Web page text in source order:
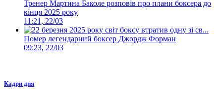
Тренер Мартина Баколе розповів про плани боксера до
кінця 2025 року
11:21, 22/03
Помер легендарний боксер Джордж Форман
09:23, 22/03
Кадри дня